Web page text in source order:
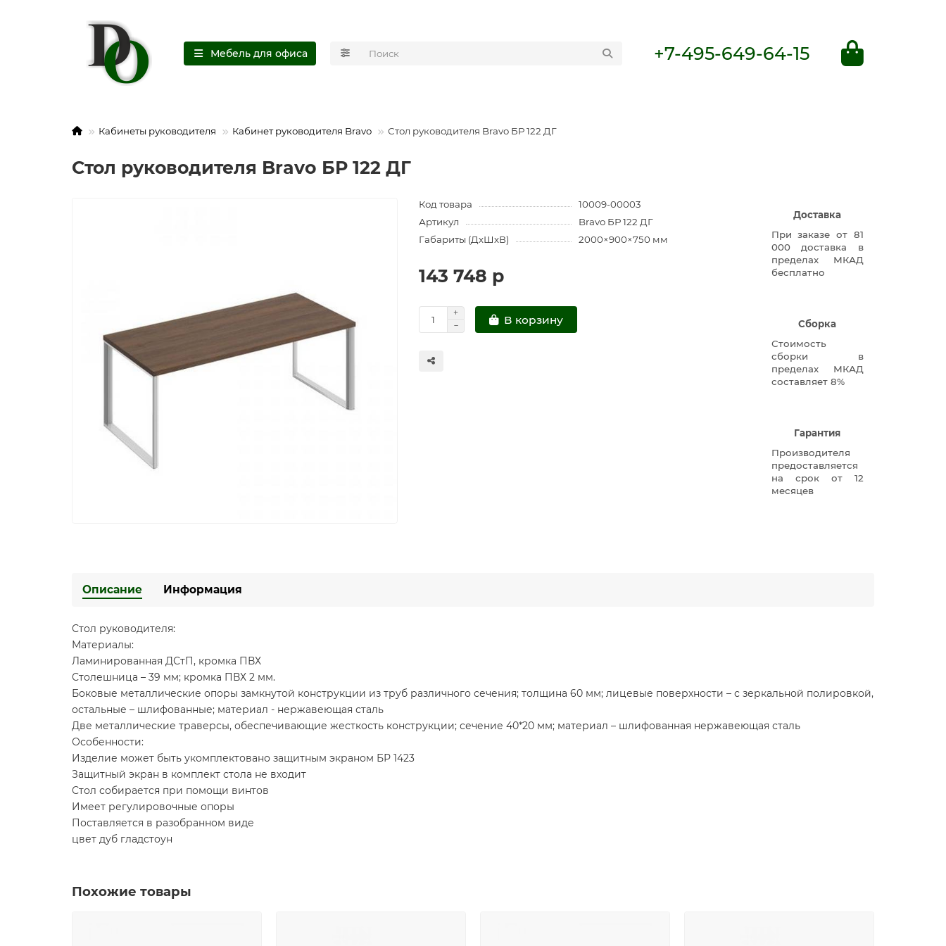
Мебель для офиса +7-495-649-64-15
Кабинеты руководителя Кабинет руководителя Bravo Стол руководителя Bravo БР 122 ДГ
Стол руководителя Bravo БР 122 ДГ
Код товара
10009-00003
Артикул
Bravo БР 122 ДГ
Габариты (ДхШхВ)
2000×900×750 мм
143 748 р
В корзину
Доставка
При заказе от 81
000 доставка в
пределах МКАД
бесплатно
Сборка
Стоимость
сборки в
пределах МКАД
составляет 8%
Гарантия
Производителя
предоставляется
на срок от 12
месяцев
Описание Информация
Стол руководителя:
Материалы:
Ламинированная ДСтП, кромка ПВХ
Столешница – 39 мм; кромка ПВХ 2 мм.
Боковые металлические опоры замкнутой конструкции из труб различного сечения; толщина 60 мм; лицевые поверхности – с зеркальной полировкой,
остальные – шлифованные; материал - нержавеющая сталь
Две металлические траверсы, обеспечивающие жесткость конструкции; сечение 40*20 мм; материал – шлифованная нержавеющая сталь
Особенности:
Изделие может быть укомплектовано защитным экраном БР 1423
Защитный экран в комплект стола не входит
Стол собирается при помощи винтов
Имеет регулировочные опоры
Поставляется в разобранном виде
цвет дуб гладстоун
Похожие товары